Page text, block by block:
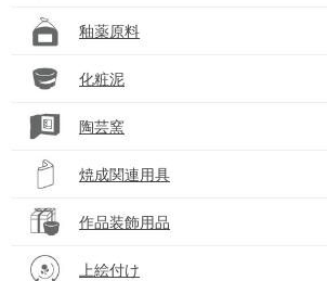
釉薬原料
化粧泥
陶芸窯
焼成関連用具
作品装飾用品
上絵付け